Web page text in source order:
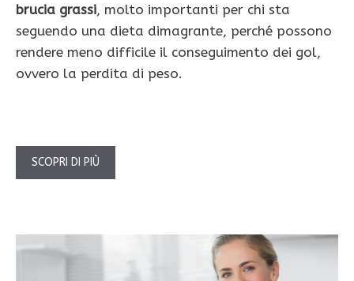
brucia grassi, molto importanti per chi sta
seguendo una dieta dimagrante, perché possono
rendere meno difficile il conseguimento dei gol,
ovvero la perdita di peso.
SCOPRI DI PIÙ